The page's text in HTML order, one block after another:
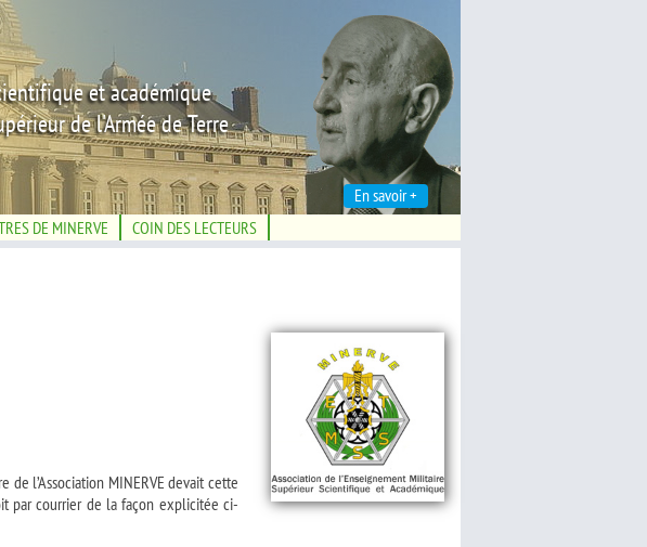
En savoir +
et académique
de l'Armée de Terre
DE MINERVE COIN DES LECTEURS
l’Association MINERVE devait cette
par courrier de la façon explicitée ci-